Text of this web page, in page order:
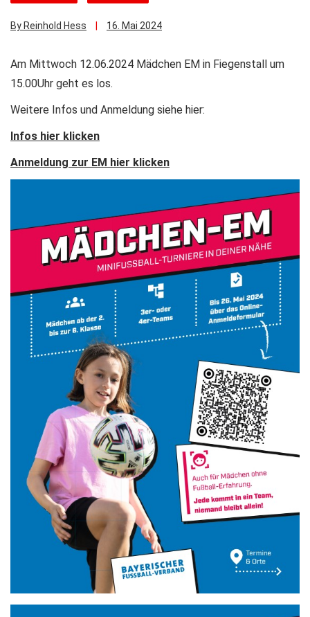
By Reinhold Hess 16. Mai 2024
Am Mittwoch 12.06.2024 Mädchen EM in Fiegenstall um
15.00Uhr geht es los.
Weitere Infos und Anmeldung siehe hier:
Infos hier klicken
Anmeldung zur EM hier klicken